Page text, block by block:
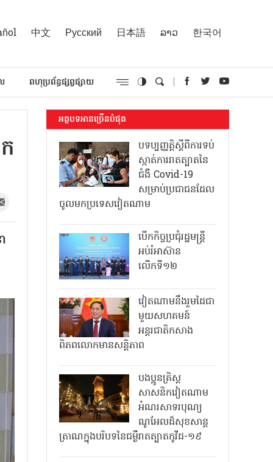
中文 Русский 日本語 ລາວ 한국어
ពហុប្រព័ន្ធផ្សព្វផ្សាយ
អត្ថបទអានច្រើនបំផុត
បទប្បញ្ញត្តិស្តីពីការទប់
ស្កាត់ការរាតត្បាតនៃ
ជំងឺ Covid-19
សម្រាប់ប្រជាជនដែល
ចូលមកប្រទេសវៀតណាម
បើកកិច្ចប្រជុំរដ្ឋមន្ត្រី
អប់រំអាស៊ាន
លើកទី១២
វៀតណាមនឹងរួមដៃជា
មួយសហគមន៍
អន្តរជាតិកសាង
ពិភពលោកមានសន្តិភាព
បងប្អូនគ្រិស្ត
សាសនិកវៀតណាម
អំណរសាទរបុណ្យ
ណូអែលដ៏សុខសាន្ត
ត្រាណក្នុងបរិបទនៃជម្ងឺរាតត្បាតកូវីដ-១៩